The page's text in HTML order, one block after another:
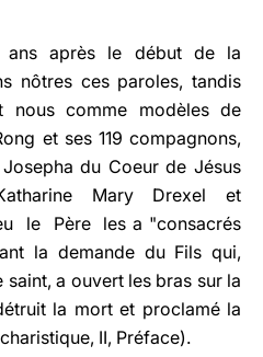
ans après le début de la
nôtres ces paroles, tandis
nous comme modèles de
et ses 119 compagnons,
du Coeur de Jésus
Mary Drexel et
le Père les a "consacrés
la demande du Fils qui,
a ouvert les bras sur la
la mort et proclamé la
II, Préface).